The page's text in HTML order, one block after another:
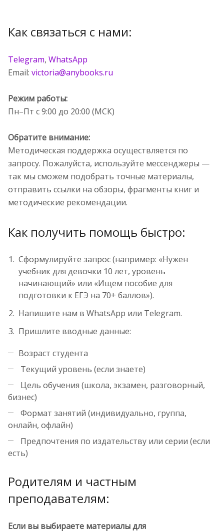
Как связаться с нами:
Telegram, WhatsApp
Email: victoria@anybooks.ru
Режим работы:
Пн–Пт с 9:00 до 20:00 (МСК)
Обратите внимание:
Методическая поддержка осуществляется по
запросу. Пожалуйста, используйте мессенджеры —
так мы сможем подобрать точные материалы,
отправить ссылки на обзоры, фрагменты книг и
методические рекомендации.
Как получить помощь быстро:
Сформулируйте запрос (например: «Нужен
учебник для девочки 10 лет, уровень
начинающий» или «Ищем пособие для
подготовки к ЕГЭ на 70+ баллов»).
Напишите нам в WhatsApp или Telegram.
Пришлите вводные данные:
Возраст студента
Текущий уровень (если знаете)
Цель обучения (школа, экзамен, разговорный,
бизнес)
Формат занятий (индивидуально, группа,
онлайн, офлайн)
Предпочтения по издательству или серии (если
есть)
Родителям и частным
преподавателям:
Если вы выбираете материалы для